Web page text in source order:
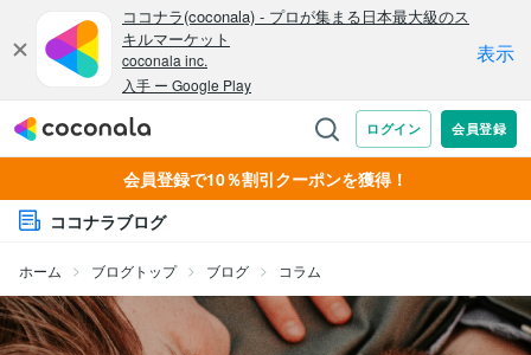
会員登録で10％割引クーポンを獲得！
ココナラブログ
ホーム ブログトップ ブログ コラム